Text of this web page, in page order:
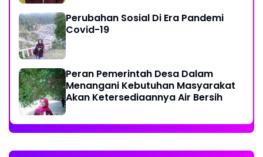
Perubahan Sosial Di Era Pandemi
Covid-19
Peran Pemerintah Desa Dalam
Menangani Kebutuhan Masyarakat
Akan Ketersediaannya Air Bersih